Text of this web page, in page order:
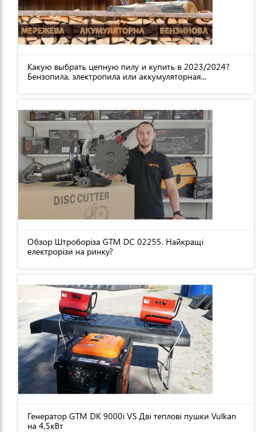
Какую выбрать цепную пилу и купить в 2023/2024?
Бензопила, электропила или аккумуляторная...
Обзор Штроборіза GTM DC 02255. Найкращі
електрорізи на ринку?
Генератор GTM DK 9000i VS Дві теплові пушки Vulkan
на 4,5кВт